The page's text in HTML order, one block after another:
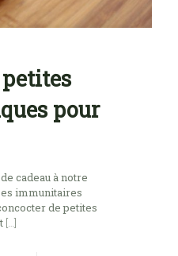
pour
cadeau à notre
immunitaires
de petites
[…]